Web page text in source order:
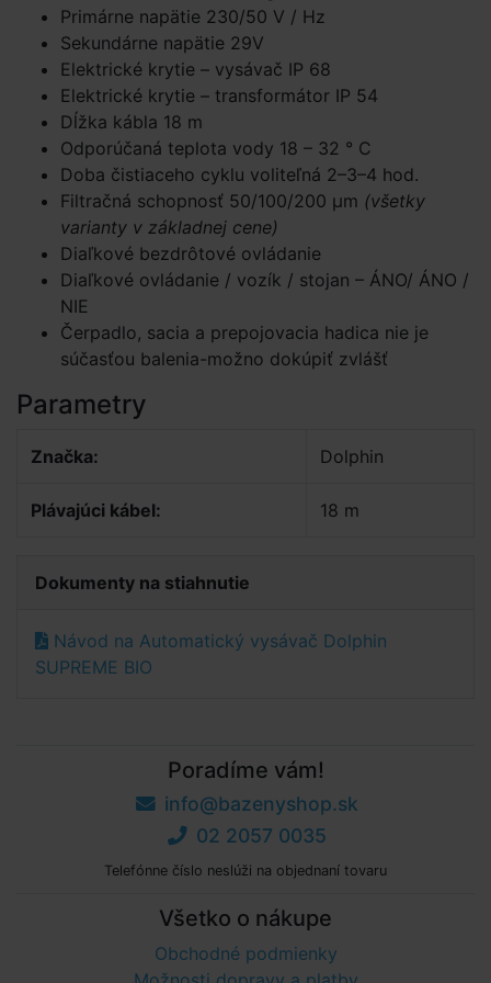
Primárne napätie 230/50 V / Hz
Sekundárne napätie 29V
Elektrické krytie – vysávač IP 68
Elektrické krytie – transformátor IP 54
Dĺžka kábla 18 m
Odporúčaná teplota vody 18 – 32 ° C
Doba čistiaceho cyklu voliteľná 2–3–4 hod.
Filtračná schopnosť 50/100/200 μm (všetky
varianty v základnej cene)
Diaľkové bezdrôtové ovládanie
Diaľkové ovládanie / vozík / stojan – ÁNO/ ÁNO /
NIE
Čerpadlo, sacia a prepojovacia hadica nie je
súčasťou balenia-možno dokúpiť zvlášť
Parametry
Značka: Dolphin
Plávajúci kábel: 18 m
Dokumenty na stiahnutie
Návod na Automatický vysávač Dolphin
SUPREME BIO
Poradíme vám!
info@bazenyshop.sk
02 2057 0035
Telefónne číslo neslúži na objednaní tovaru
Všetko o nákupe
Obchodné podmienky